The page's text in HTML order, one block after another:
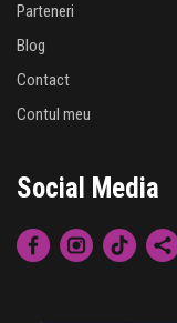
Parteneri
Blog
Contact
Contul meu
Social Media